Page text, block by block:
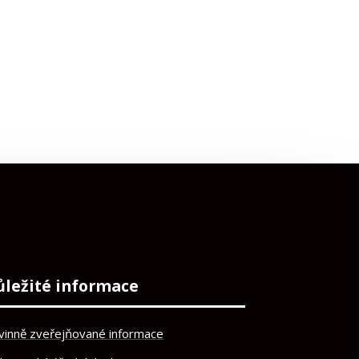
informace
zveřejňované informace